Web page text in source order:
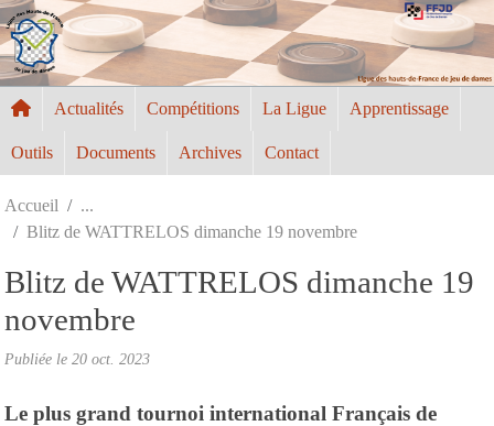
Actualités Compétitions La Ligue Apprentissage
Outils Documents Archives Contact
Accueil
Blitz de WATTRELOS dimanche 19 novembre
Blitz de WATTRELOS dimanche 19
novembre
Publiée le 20 oct. 2023
Le plus grand tournoi international Français de
Panneau de gestion des cookies